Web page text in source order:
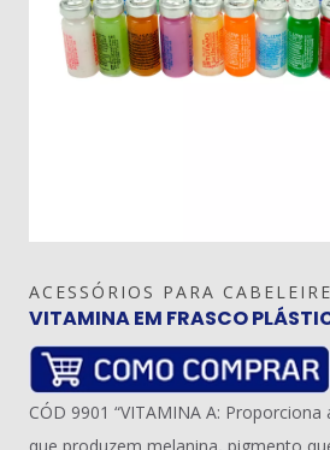
ACESSÓRIOS PARA
VITAMINA EM FRASCO
CÓD 9901 “VITAMINA A: